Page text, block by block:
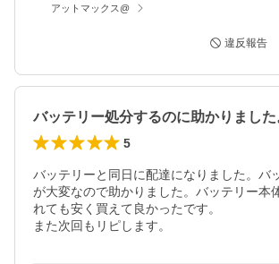
アットマックス@
違反報告
バッテリー処分するのに助かりました
5
バッテリーと同日に配達になりました。バ
が大変なので助かりました。バッテリー本
れても安く買えて良かったです。
また次回もリピします。